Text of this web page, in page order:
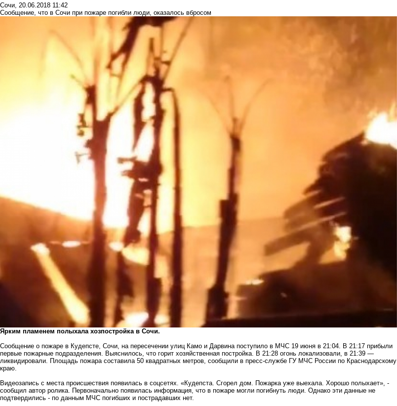
Сочи, 20.06.2018 11:42
Сообщение, что в Сочи при пожаре погибли люди, оказалось вбросом
Ярким пламенем полыхала хозпостройка в Сочи.
Сообщение о пожаре в Кудепсте, Сочи, на пересечении улиц Камо и Дарвина поступило в МЧС 19 июня в 21:04. В 21:17 прибыли
первые пожарные подразделения. Выяснилось, что горит хозяйственная постройка. В 21:28 огонь локализовали, в 21:39 —
ликвидировали. Площадь пожара составила 50 квадратных метров, сообщили в пресс-службе ГУ МЧС России по Краснодарскому
краю.
Видеозапись с места происшествия появилась в соцсетях. «Кудепста. Сгорел дом. Пожарка уже выехала. Хорошо полыхает», -
сообщил автор ролика. Первоначально появилась информация, что в пожаре могли погибнуть люди. Однако эти данные не
подтвердились - по данным МЧС погибших и пострадавших нет.